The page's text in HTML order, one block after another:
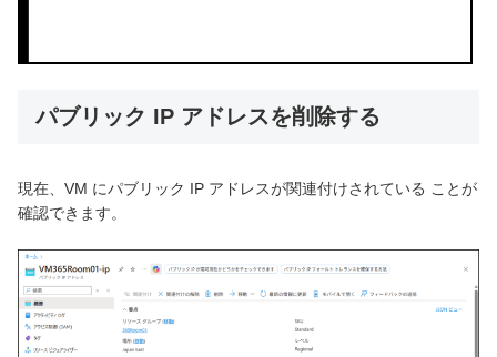
パブリック IP アドレスを削除する
現在、VM にパブリック IP アドレスが関連付けされている ことが
確認できます。